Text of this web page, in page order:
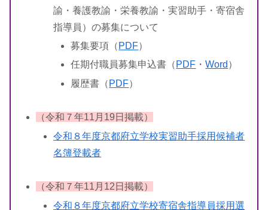
諭・養護教諭・栄養教諭・実習助手・寄宿舎
指導員）の募集について
募集要項（ PDF）
任期付職員募集申込書（ PDF ・Word ）
履歴書（ PDF）
（令和７年11月19日掲載）
令和８年度京都府立学校実習助手採用候補者
名簿登載者
（令和７年11月12日掲載）
令和８年度京都府立学校寄宿舎指導員採用選